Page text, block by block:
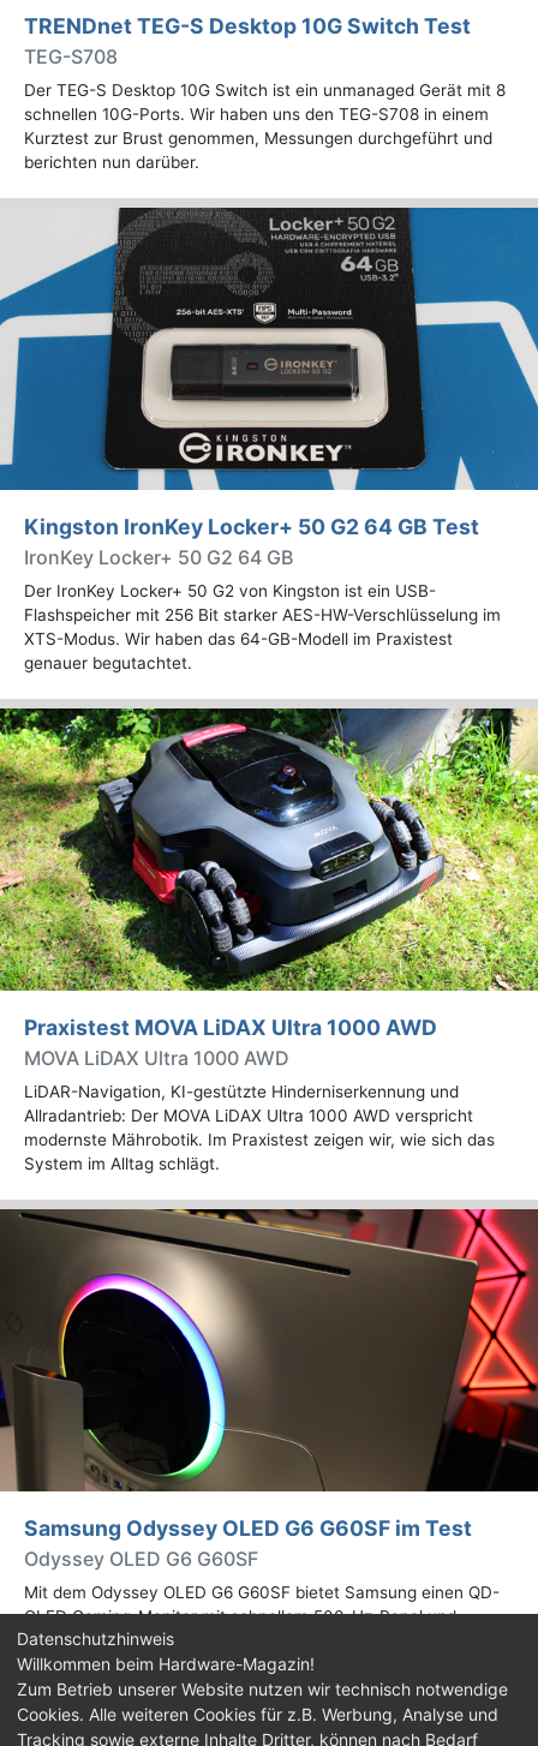
TRENDnet TEG-S Desktop 10G Switch Test
TEG-S708
Der TEG-S Desktop 10G Switch ist ein unmanaged Gerät mit 8
schnellen 10G-Ports. Wir haben uns den TEG-S708 in einem
Kurztest zur Brust genommen, Messungen durchgeführt und
berichten nun darüber.
Kingston IronKey Locker+ 50 G2 64 GB Test
IronKey Locker+ 50 G2 64 GB
Der IronKey Locker+ 50 G2 von Kingston ist ein USB-
Flashspeicher mit 256 Bit starker AES-HW-Verschlüsselung im
XTS-Modus. Wir haben das 64-GB-Modell im Praxistest
genauer begutachtet.
Praxistest MOVA LiDAX Ultra 1000 AWD
MOVA LiDAX Ultra 1000 AWD
LiDAR-Navigation, KI-gestützte Hinderniserkennung und
Allradantrieb: Der MOVA LiDAX Ultra 1000 AWD verspricht
modernste Mährobotik. Im Praxistest zeigen wir, wie sich das
System im Alltag schlägt.
Samsung Odyssey OLED G6 G60SF im Test
Odyssey OLED G6 G60SF
Mit dem Odyssey OLED G6 G60SF bietet Samsung einen QD-
OLED Gaming-Monitor mit schnellem 500-Hz-Panel und
WQHD-Auflösung an. Wir haben den 27 Zoll großen Monitor auf
Herz und Nieren geprüft.
Impressum| Kontakt |Jobs |Datenschutz |
Datenschutzhinweis
Willkommen beim Hardware-Magazin!
Zum Betrieb unserer Website nutzen wir technisch notwendige
Cookies. Alle weiteren Cookies für z.B. Werbung, Analyse und
Tracking sowie externe Inhalte Dritter, können nach Bedarf